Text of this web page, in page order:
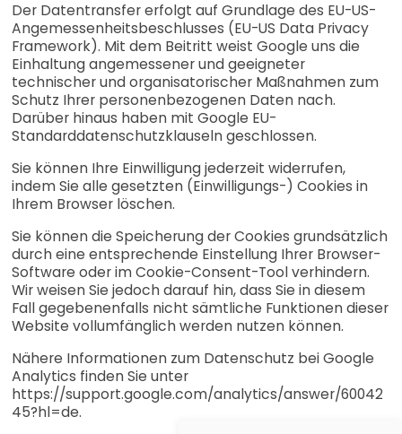
Der Datentransfer erfolgt auf Grundlage des EU-US-
Angemessenheitsbeschlusses (EU-US Data Privacy
Framework). Mit dem Beitritt weist Google uns die
Einhaltung angemessener und geeigneter
technischer und organisatorischer Maßnahmen zum
Schutz Ihrer personenbezogenen Daten nach.
Darüber hinaus haben mit Google EU-
Standarddatenschutzklauseln geschlossen.
Sie können Ihre Einwilligung jederzeit widerrufen,
indem Sie alle gesetzten (Einwilligungs-) Cookies in
Ihrem Browser löschen.
Sie können die Speicherung der Cookies grundsätzlich
durch eine entsprechende Einstellung Ihrer Browser-
Software oder im Cookie-Consent-Tool verhindern.
Wir weisen Sie jedoch darauf hin, dass Sie in diesem
Fall gegebenenfalls nicht sämtliche Funktionen dieser
Website vollumfänglich werden nutzen können.
Nähere Informationen zum Datenschutz bei Google
Analytics finden Sie unter
https://support.google.com/analytics/answer/60042
45?hl=de.